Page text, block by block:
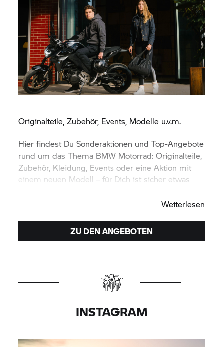
Originalteile, Zubehör, Events, Modelle u.v.m.
Hier findest Du Sonderaktionen und Top-Angebote
rund um das Thema BMW Motorrad: Originalteile,
Zubehör, Kleidung, Events oder eine Aktion mit
einem neuen Modell – für Dich ist sicher etwas
Weiterlesen
ZU DEN ANGEBOTEN
INSTAGRAM